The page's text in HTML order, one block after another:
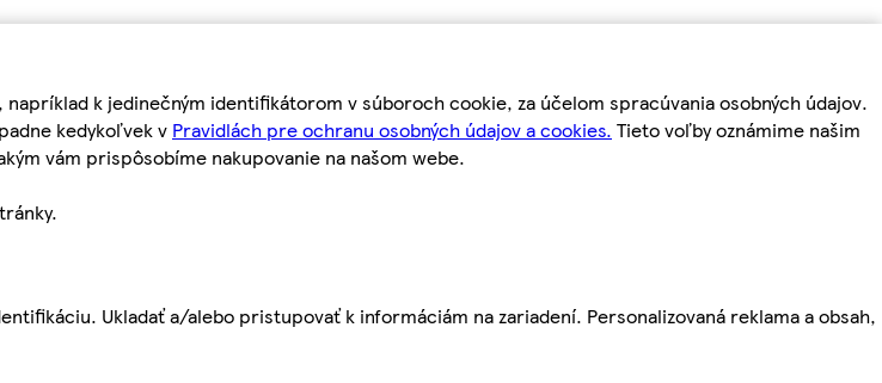
k jedinečným identifikátorom v súboroch cookie, za účelom spracúvania osobných údajov.
kedykoľvek v Pravidlách pre ochranu osobných údajov a cookies. Tieto voľby oznámime našim
vám prispôsobíme nakupovanie na našom webe.
Ukladať a/alebo pristupovať k informáciám na zariadení. Personalizovaná reklama a obsah,